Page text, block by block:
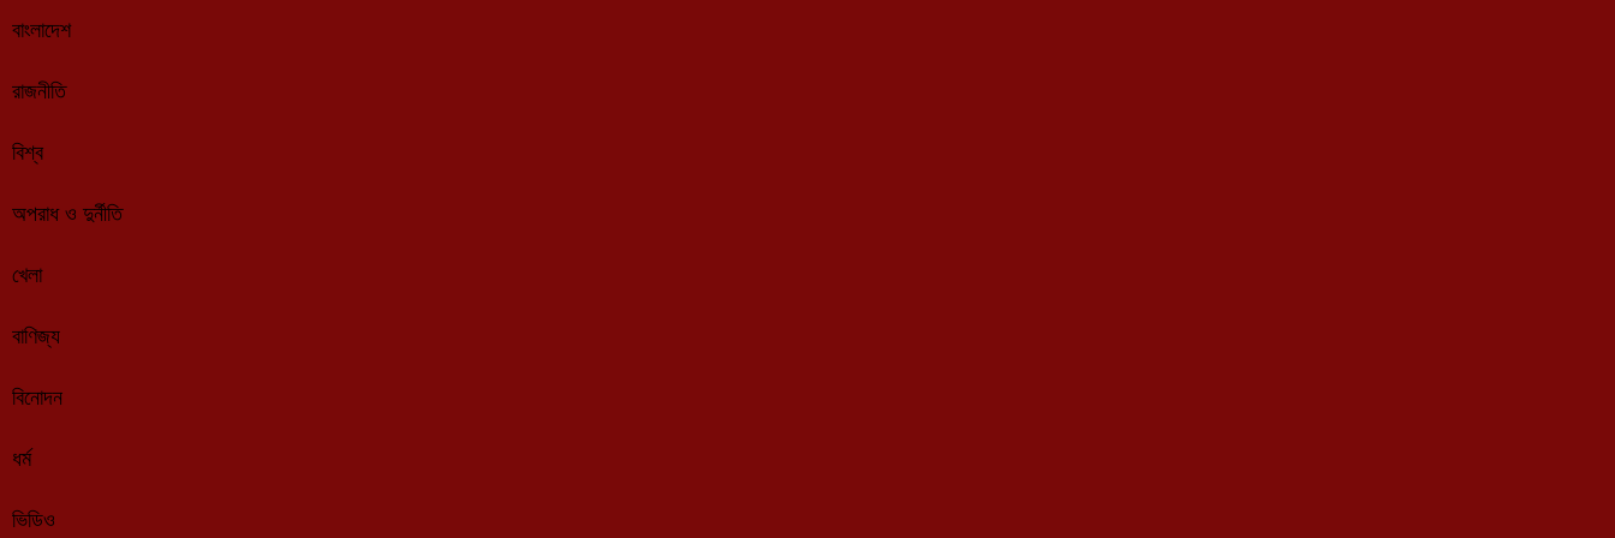
বাংলাদেশ
রাজনীতি
বিশ্ব
অপরাধ ও দুর্নীতি
খেলা
বাণিজ্য
বিনোদন
ধর্ম
ভিডিও